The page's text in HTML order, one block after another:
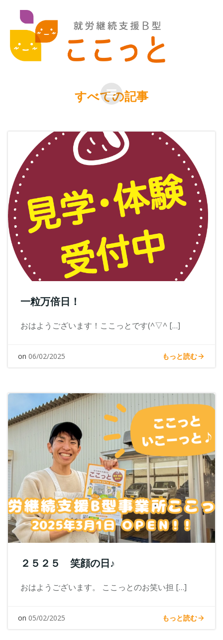
テ
キ
ッ
Posts incocot
すべての記事
一粒万倍日！
おはようございます！ここっとです(^▽^ […]
on 06/02/2025 もっと読む
２５２５ 笑顔の日♪
おはようございます。 ここっとのお笑い担 […]
on 05/02/2025 もっと読む